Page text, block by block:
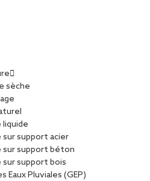
sèche
liquide
sur support acier
sur support béton
sur support bois
Eaux Pluviales (GEP)
Rivière,